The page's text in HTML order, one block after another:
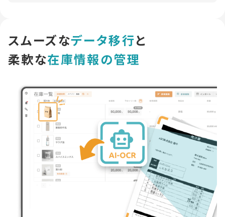
スムーズなデータ移行と
柔軟な在庫情報の管理